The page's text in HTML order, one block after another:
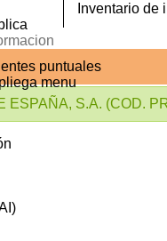
puntuales
Inventario de
ESPAÑA, S.A. (COD.